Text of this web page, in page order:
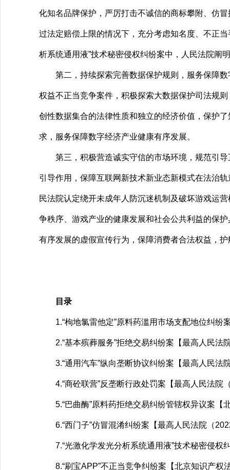
化知名品牌保护，严厉打击不诚信的商标攀附、仿
过法定赔偿上限的情况下，充分考虑知名度、不正
析系统通用液”技术秘密侵权纠纷案中，人民法院阐
第二，持续探索完善数据保护规则，服务保障数
权益不正当竞争案件，积极探索大数据保护司法规
创性数据集合的法律性质和独立的经济价值，保护
求，服务保障数字经济产业健康有序发展。
第三，积极营造诚实守信的市场环境，规范引导
引导作用，保障互联网新技术新业态新模式在法治
民法院认定绕开未成年人防沉迷机制及破坏游戏运
争秩序、游戏产业的健康发展和社会公共利益的保
有序发展的虚假宣传行为，保障消费者合法权益，
目录
1.“枸地氯雷他定”原料药滥用市场支配地位纠纷
2.“基本殡葬服务”拒绝交易纠纷案【最高人民法
3.“通用汽车”纵向垄断协议纠纷案【最高人民法
4.“商砼联营”反垄断行政处罚案【最高人民法院
5.“巴曲酶”原料药拒绝交易纠纷管辖权异议案【
6.“西门子”仿冒混淆纠纷案【最高人民法院（
7.“光激化学发光分析系统通用液”技术秘密侵权
8.“刷宝APP”不正当竞争纠纷案【北京知识产权